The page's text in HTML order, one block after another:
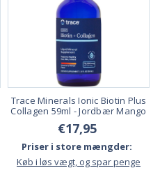
Trace Minerals Ionic Biotin Plus
Collagen 59ml - Jordbær Mango
€17,95
Priser i store mængder:
Køb i løs vægt, og spar penge